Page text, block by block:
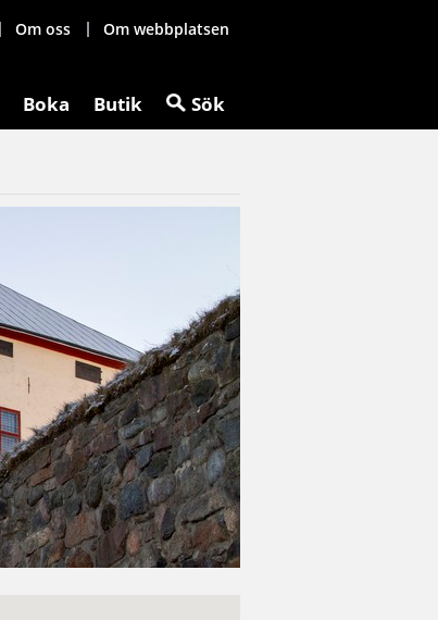
Om oss Om webbplatsen
Boka Butik Sök